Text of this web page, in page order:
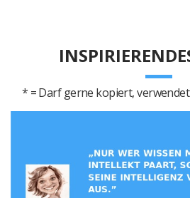
* = Darf gerne kopiert,